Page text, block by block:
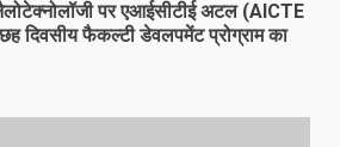
पर एआईसीटीई अटल (AICTE
छह दिवसीय फैकल्टी डेवलपमेंट प्रोग्राम का